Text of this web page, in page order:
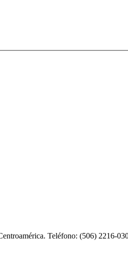
Teléfono: (506) 2216-